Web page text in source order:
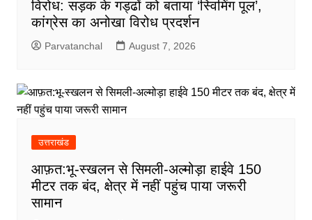
विरोध: सड़क के गड्ढों को बताया ‘स्विमिंग पूल’,
कांग्रेस का अनोखा विरोध प्रदर्शन
Parvatanchal August 7, 2026
उत्तराखंड
आफ़त:भू-स्खलन से सिमली-अल्मोड़ा हाईवे 150
मीटर तक बंद, क्षेत्र में नहीं पहुंच पाया जरूरी
सामान